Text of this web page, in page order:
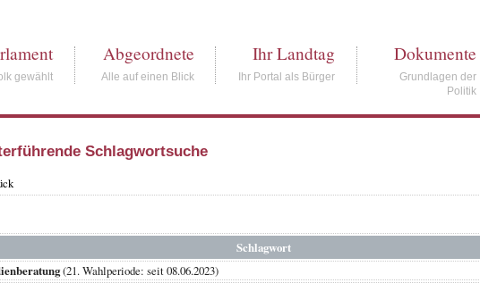
gewählt
Abgeordnete
Alle auf einen Blick
Ihr Landtag
Ihr Portal als Bürger
Dokumente
Grundlagen der
Politik
Schlagwortsuche
Schlagwort
(21. Wahlperiode: seit 08.06.2023)